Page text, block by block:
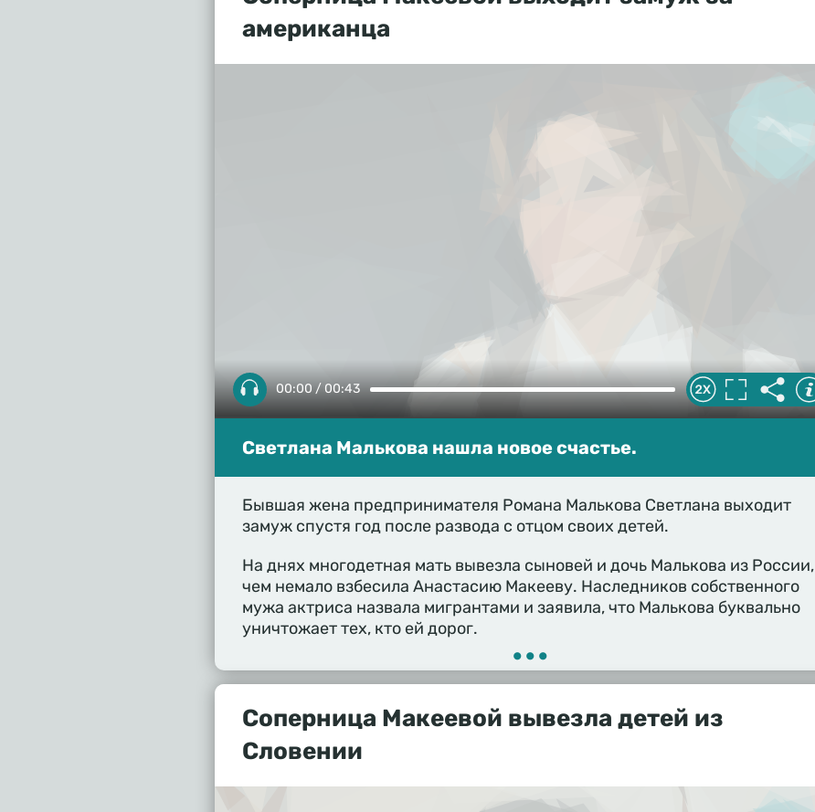
американца
00:00 / 00:43
Светлана Малькова нашла новое счастье.
Бывшая жена предпринимателя Романа Малькова Светлана выходит
замуж спустя год после развода с отцом своих детей.
На днях многодетная мать вывезла сыновей и дочь Малькова из России,
чем немало взбесила Анастасию Макееву. Наследников собственного
мужа актриса назвала мигрантами и заявила, что Малькова буквально
уничтожает тех, кто ей дорог.
•••
Соперница Макеевой вывезла детей из
Словении